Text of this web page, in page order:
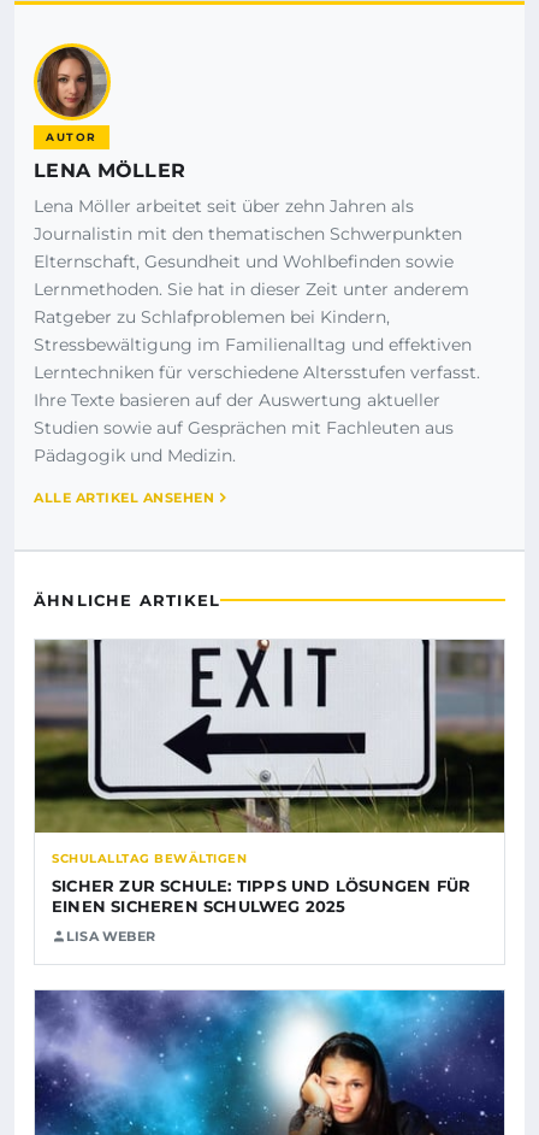
AUTOR
LENA MÖLLER
Lena Möller arbeitet seit über zehn Jahren als
Journalistin mit den thematischen Schwerpunkten
Elternschaft, Gesundheit und Wohlbefinden sowie
Lernmethoden. Sie hat in dieser Zeit unter anderem
Ratgeber zu Schlafproblemen bei Kindern,
Stressbewältigung im Familienalltag und effektiven
Lerntechniken für verschiedene Altersstufen verfasst.
Ihre Texte basieren auf der Auswertung aktueller
Studien sowie auf Gesprächen mit Fachleuten aus
Pädagogik und Medizin.
ALLE ARTIKEL ANSEHEN
ÄHNLICHE ARTIKEL
SCHULALLTAG BEWÄLTIGEN
SICHER ZUR SCHULE: TIPPS UND LÖSUNGEN FÜR
EINEN SICHEREN SCHULWEG 2025
LISA WEBER